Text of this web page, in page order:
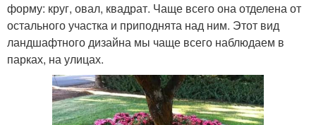
форму: круг, овал, квадрат. Чаще всего она отделена от
остального участка и приподнята над ним. Этот вид
ландшафтного дизайна мы чаще всего наблюдаем в
парках, на улицах.